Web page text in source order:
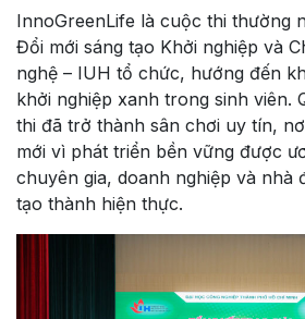
InnoGreenLife là cuộc thi thường
Đổi mới sáng tạo Khởi nghiệp và
nghệ – IUH tổ chức, hướng đến
khởi nghiệp xanh trong sinh viên.
thi đã trở thành sân chơi uy tín,
mới vì phát triển bền vững được
chuyên gia, doanh nghiệp và nhà
tạo thành hiện thực.